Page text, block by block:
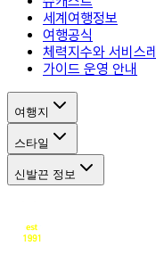
세계여행정보
여행공식
체력지수와 서비스
가이드 운영 안내
여행지
스타일
신발끈 정보